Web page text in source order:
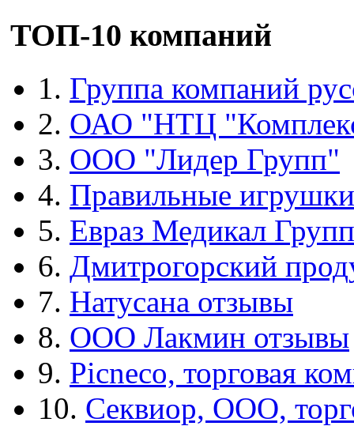
ТОП-10 компаний
1. Группа компаний
2. ОАО "НТЦ
3. ООО "Лидер Групп"
4. Правильные игрушки
5. Евраз Медикал Групп
6. Дмитрогорский
7. Натусана отзывы
8. ООО Лакмин отзывы
9. Picneco, торговая
10. Секвиор, ООО,